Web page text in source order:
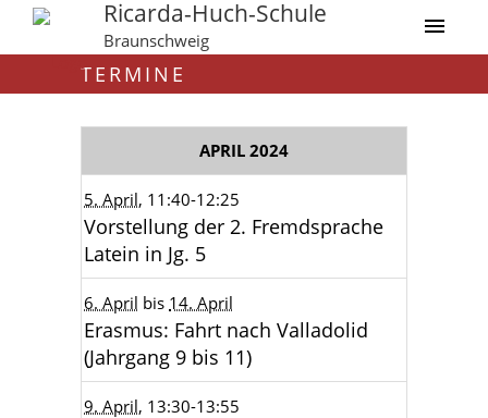
Ricarda-Huch-Schule
Braunschweig
TERMINE
APRIL 2024
5. April, 11:40-12:25
Vorstellung der 2. Fremdsprache
Latein in Jg. 5
6. April bis 14. April
Erasmus: Fahrt nach Valladolid
(Jahrgang 9 bis 11)
9. April, 13:30-13:55